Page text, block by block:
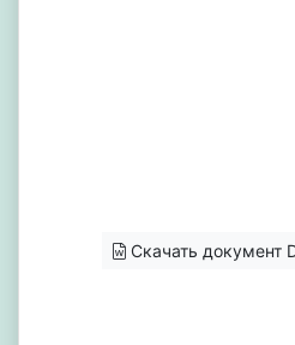
Скачать документ